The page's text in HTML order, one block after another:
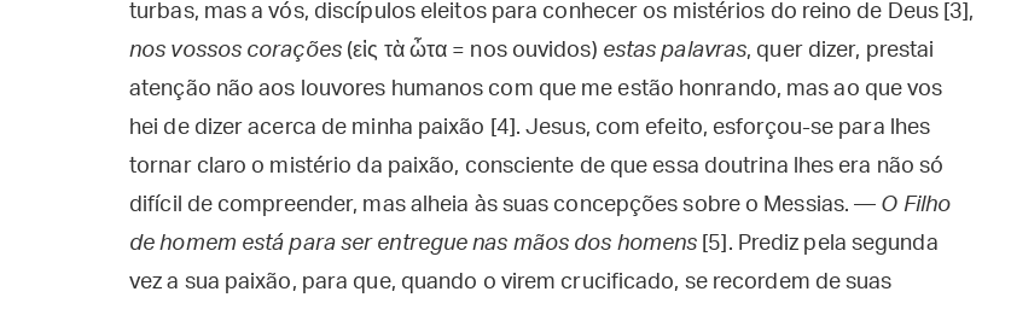
turbas, mas a vós, discípulos eleitos para conhecer os mistérios do reino de Deus [3],
nos vossos corações(εἰς τὰ ὦτα = nos ouvidos) estas palavras, quer dizer, prestai
atenção não aos louvores humanos com que me estão honrando, mas ao que vos
hei de dizer acerca de minha paixão [4]. Jesus, com efeito, esforçou-se para lhes
tornar claro o mistério da paixão, consciente de que essa doutrina lhes era não só
difícil de compreender, mas alheia às suas concepções sobre o Messias. — O Filho
de homem está para ser entregue nas mãos dos homens [5]. Prediz pela segunda
vez a sua paixão, para que, quando o virem crucificado, se recordem de suas